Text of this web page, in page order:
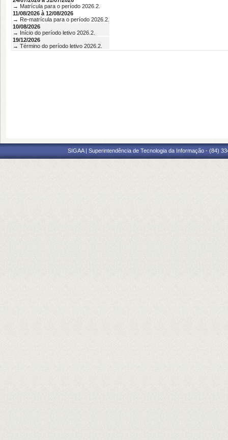
→ Matrícula para o período 2026.2.
11/08/2026 à 12/08/2026
→ Re-matrícula para o período 2026.2.
10/08/2026
→ Início do período letivo 2026.2.
19/12/2026
→ Término do período letivo 2026.2.
SIGAA | Superintendência de Tecnologia da Informação - (84)